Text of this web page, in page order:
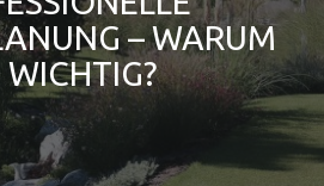
– WARUM
WICHTIG?